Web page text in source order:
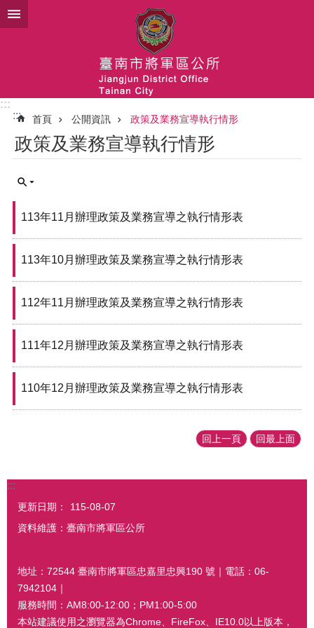
跳到主要內容區塊
:::
:::
首頁 公開資訊 政策及業務宣導執行情形
政策及業務宣導執行情形
113年11月辦理政策及業務宣導之執行情形表
113年10月辦理政策及業務宣導之執行情形表
112年11月辦理政策及業務宣導之執行情形表
111年12月辦理政策及業務宣導之執行情形表
110年12月辦理政策及業務宣導之執行情形表
回上一頁 回最上面
:::
更新日期：
115-08-07
資料維護：臺南市將軍區公所
地址：72544 臺南市將軍區忠嘉里忠興190 號｜電話：06-
7942104｜
服務時間：AM8:00-12:00；PM1:00-5:00
本站建議使用之瀏覽器為Chrome、FireFox、IE10.0以上版本，